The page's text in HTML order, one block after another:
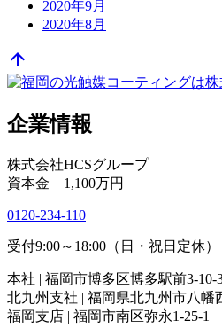
2020年9月
2020年8月
arrow_upward
企業情報
株式会社HCSグループ
資本金 1,100万円
0120-234-110
受付9:00～18:00（日・祝日定休）
本社 | 福岡市博多区博多駅前3-10-
北九州支社 | 福岡県北九州市八幡
福岡支店 | 福岡市南区弥永1-25-1